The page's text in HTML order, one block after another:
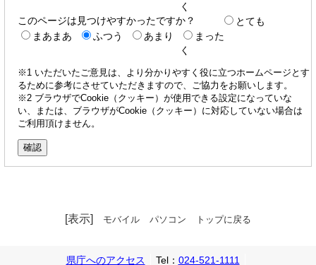
く
このページは見つけやすかったですか？
とても
まあまあ
ふつう あまり
まった
く
※1 いただいたご意見は、より分かりやすく役に立つホームページとす
るために参考にさせていただきますので、ご協力をお願いします。
※2 ブラウザでCookie（クッキー）が使用できる設定になっていな
い、または、ブラウザがCookie（クッキー）に対応していない場合は
ご利用頂けません。
[表示] モバイル パソコン トップに戻る
県庁へのアクセス Tel： 024-521-1111